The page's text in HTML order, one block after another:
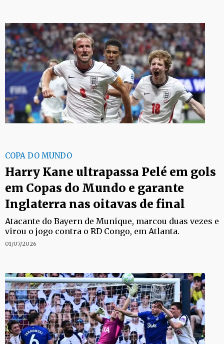
COPA DO MUNDO
Harry Kane ultrapassa Pelé em gols
em Copas do Mundo e garante
Inglaterra nas oitavas de final
Atacante do Bayern de Munique, marcou duas vezes e
virou o jogo contra o RD Congo, em Atlanta.
01/07/2026